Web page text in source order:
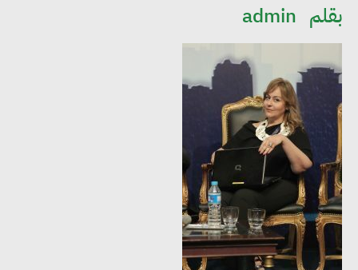
بقلم admin
مجلس الوزراء: تراجع معدل
الربع الثاني من 2026
وزير الصناعة يبحث مع البرازيل و
الصين تعزيز الشراكات الصناعية